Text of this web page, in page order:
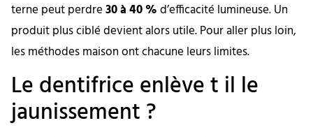
terne peut perdre30 à 40 %d’efficacité lumineuse. Un
produit plus ciblé devient alors utile. Pour aller plus loin,
les méthodes maison ont chacune leurs limites.
Le dentifrice enlève t il le
jaunissement ?